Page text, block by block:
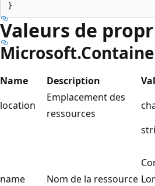
Valeurs de
Name Description
location
Emplacement des
ressources
name Nom de la ressource